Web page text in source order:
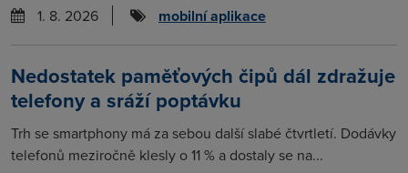
1. 8. 2026
mobilní aplikace
Nedostatek paměťových čipů dál zdražuje
telefony a sráží poptávku
Trh se smartphony má za sebou další slabé čtvrtletí. Dodávky
telefonů meziročně klesly o 11 % a dostaly se na...